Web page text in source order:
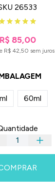
26533
R$ 85,00
R$ 42,50 sem juros
60ml